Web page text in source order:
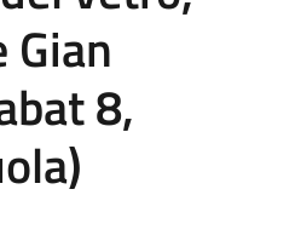
Gian
8,